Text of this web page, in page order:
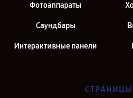
Фотоаппараты
Саундбары
Интерактивные панели
СТРАНИЦЫ